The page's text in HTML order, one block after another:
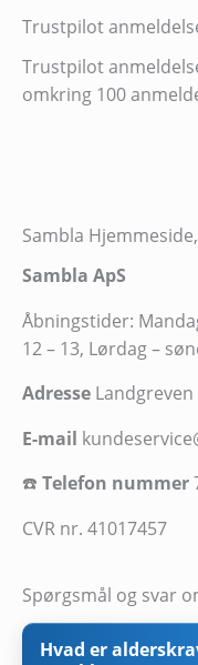
Trustpilot
Trustpilot
omkring 100
Sambla
Sambla ApS
Åbningstider:
12 – 13, Lørdag –
Adresse
E-mail
☎️ Telefon nummer
CVR nr. 41017457
Spørgsmål og svar
Hvad er